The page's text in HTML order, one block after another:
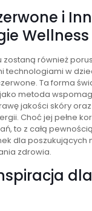
i
Wellness
zostaną również
technologiami w
Ta forma
metoda
jakości skóry
Choć jej pełne
to z całą
dla poszukujących
zdrowia.
dla